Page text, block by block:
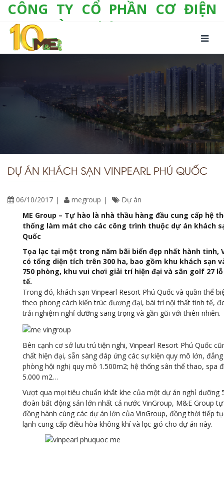
CÔNG TY CỔ PHẦN CƠ ĐIỆN
LẠNH VÀ THƯƠNG MẠI M&E
Số 10/357 Tam Trinh, P. Hoàng Văn Thụ, Q.
Hoàng Mai, TP. Hà Nội
Fax: +(84-24) 3 632 1297
Email: info@megroup.vn Website: www.megroup.vn
DỰ ÁN KHÁCH SẠN VINPEARL PHÚ QUỐC
06/10/2017 megroup
Dự án
ME Group – Tự hào là nhà thầu hàng đầu cung cấp hệ
thống làm mát cho các công trình thuộc dự án khách
Quốc
Tọa lạc tại một trong năm bãi biển đẹp nhất hành tinh,
có tổng diện tích trên 300 ha, bao gồm khu khách sạn
750 phòng, khu vui chơi giải trí hiện đại và sân golf 27
tế.
Trong đó, khách sạn Vinpearl Resort Phú Quốc và quần thể
theo phong cách kiến trúc đương đại, bài trí nội thất tinh tế,
trải nghiệm nghỉ dưỡng sang trọng và gần gũi với thiên nhiên.
Bên cạnh cơ sở lưu trú tiện nghi, Vinpearl Resort Phú Quốc
chất hiện đại, sẵn sàng đáp ứng các sự kiện quy mô lớn,
phòng hội nghị quy mô 1.500m2; hệ thống sân thể thao, spa
5.000 m2…
Vượt qua mọi tiêu chuẩn khắt khe của một dự án nghỉ dưỡng
đoàn bất động sản lớn nhất cả nước VinGroup, M&E Group
đồng hành cùng các dự án lớn của VinGroup, đồng thời tiếp
lạnh cung cấp điều hòa không khí và lọc gió cho dự án này.